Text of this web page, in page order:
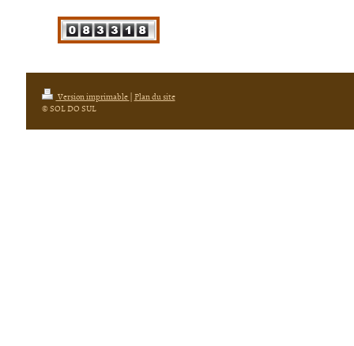
Version imprimable|Plan du site
© SOL DO SUL